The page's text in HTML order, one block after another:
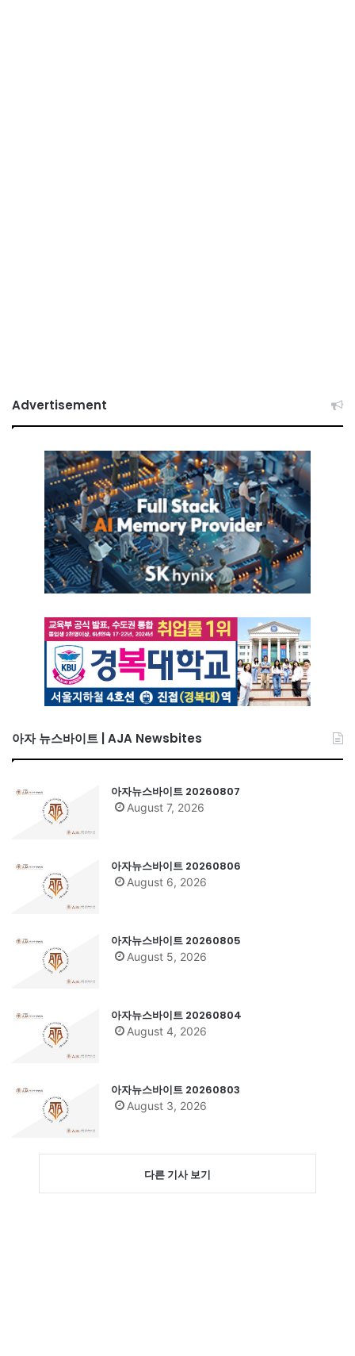
Advertisement
아자 뉴스바이트 | AJA Newsbites
아자뉴스바이트 20260807
August 7, 2026
아자뉴스바이트 20260806
August 6, 2026
아자뉴스바이트 20260805
August 5, 2026
아자뉴스바이트 20260804
August 4, 2026
아자뉴스바이트 20260803
August 3, 2026
다른 기사 보기